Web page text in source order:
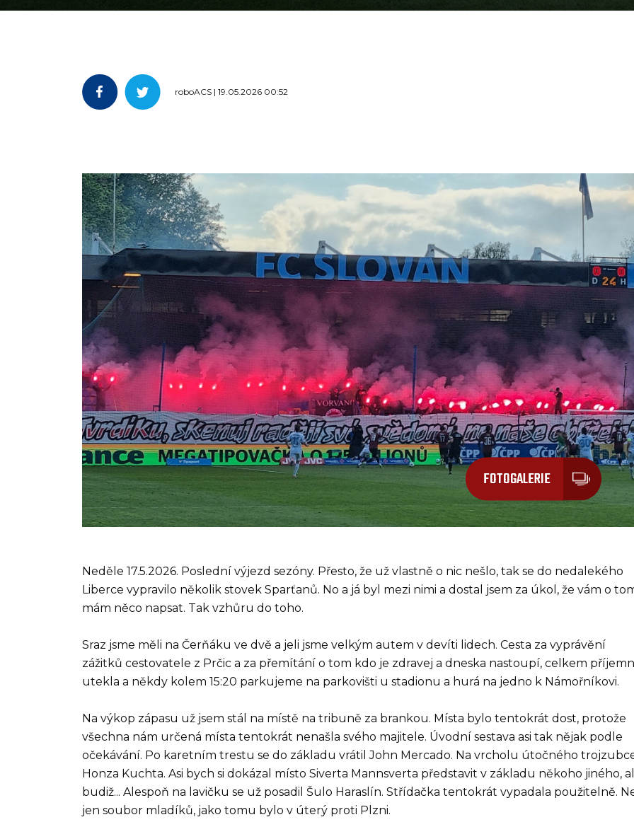
roboACS | 19.05.2026 00:52
FOTOGALERIE
Neděle 17.5.2026. Poslední výjezd sezóny. Přesto, že už vlastně o nic nešlo, tak se do nedalekého
Liberce vypravilo několik stovek Sparťanů. No a já byl mezi nimi a dostal jsem za úkol, že vám o
mám něco napsat. Tak vzhůru do toho.
Sraz jsme měli na Čerňáku ve dvě a jeli jsme velkým autem v devíti lidech. Cesta za vyprávění
zážitků cestovatele z Prčic a za přemítání o tom kdo je zdravej a dneska nastoupí, celkem
utekla a někdy kolem 15:20 parkujeme na parkovišti u stadionu a hurá na jedno k Námořníkovi.
Na výkop zápasu už jsem stál na místě na tribuně za brankou. Místa bylo tentokrát dost, protože
všechna nám určená místa tentokrát nenašla svého majitele. Úvodní sestava asi tak nějak podle
očekávání. Po karetním trestu se do základu vrátil John Mercado. Na vrcholu útočného
Honza Kuchta. Asi bych si dokázal místo Siverta Mannsverta představit v základu někoho jiného,
budiž... Alespoň na lavičku se už posadil Šulo Haraslín. Střídačka tentokrát vypadala použitelně.
jen soubor mladíků, jako tomu bylo v úterý proti Plzni.